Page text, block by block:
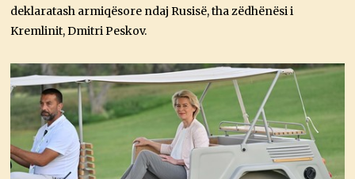
deklaratash armiqësore ndaj Rusisë, tha zëdhënësi i
Kremlinit, Dmitri Peskov.